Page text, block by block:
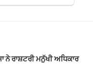
ਨੇ ਰਾਸ਼ਟਰੀ ਮਨੁੱਖੀ ਅਧਿਕਾਰ